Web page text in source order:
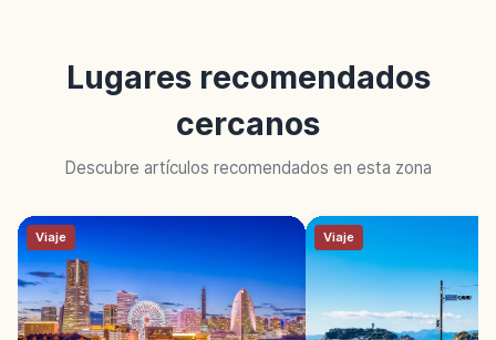
Lugares recomendados
cercanos
Descubre artículos recomendados en esta zona
Viaje Viaje